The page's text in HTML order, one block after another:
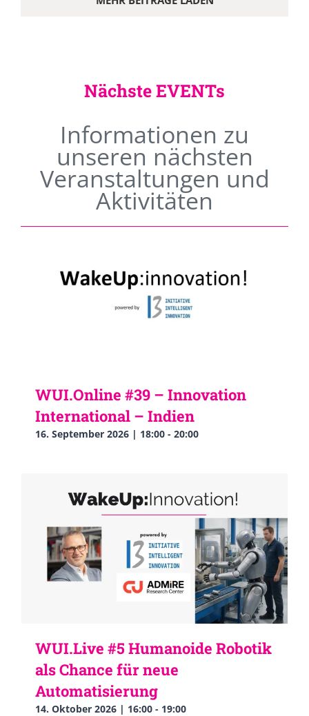
Nächste EVENTs
Informationen zu
unseren nächsten
Veranstaltungen und
Aktivitäten
WUI.Online #39 – Innovation
International – Indien
16. September 2026 | 18:00 - 20:00
WUI.Live #5 Humanoide Robotik
als Chance für neue
Automatisierung
14. Oktober 2026 | 16:00 - 19:00